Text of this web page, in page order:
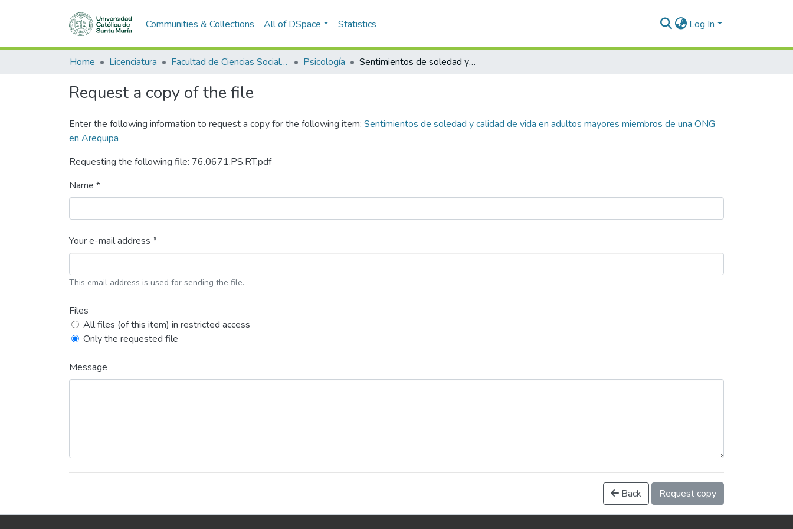
Communities & Collections All of DSpace Statistics Log In
Home Licenciatura Facultad de Ciencias Sociales y Humanidades Psicología Sentimientos de soledad y calidad de vida en adultos mayores miembros de una ONG en Arequipa
Request a copy of the file
Enter the following information to request a copy for the following item: Sentimientos de soledad y calidad de vida en adultos mayores miembros de una ONG
en Arequipa
Requesting the following file: 76.0671.PS.RT.pdf
Name *
Your e-mail address *
This email address is used for sending the file.
Files
All files (of this item) in restricted access
Only the requested file
Message
Back Request copy